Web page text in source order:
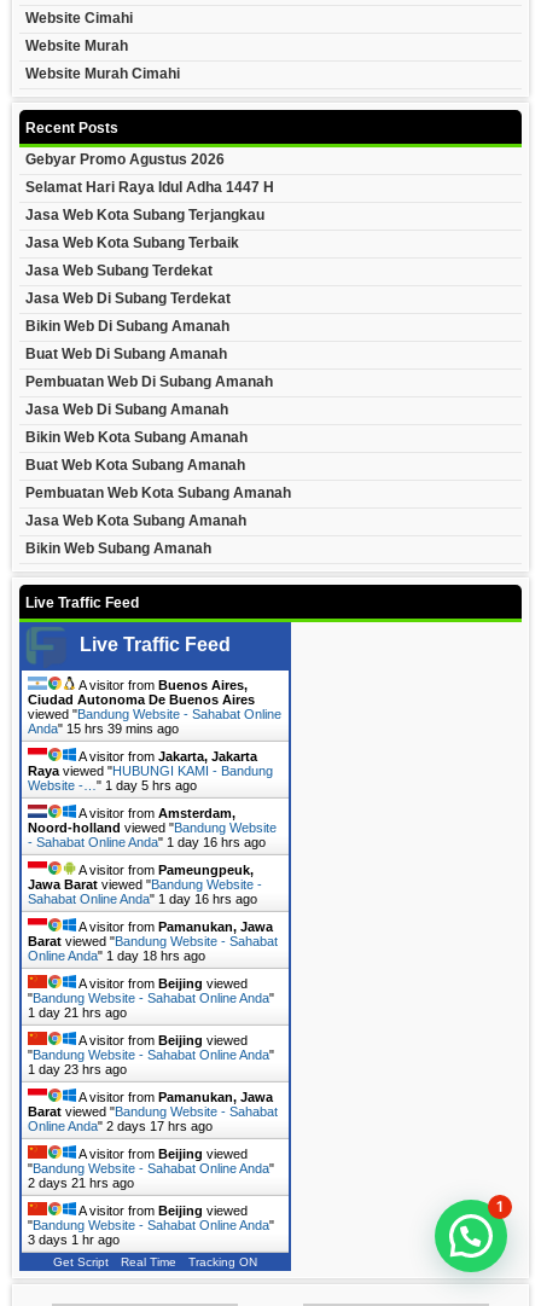
Website Cimahi
Website Murah
Website Murah Cimahi
Recent Posts
Gebyar Promo Agustus 2026
Selamat Hari Raya Idul Adha 1447 H
Jasa Web Kota Subang Terjangkau
Jasa Web Kota Subang Terbaik
Jasa Web Subang Terdekat
Jasa Web Di Subang Terdekat
Bikin Web Di Subang Amanah
Buat Web Di Subang Amanah
Pembuatan Web Di Subang Amanah
Jasa Web Di Subang Amanah
Bikin Web Kota Subang Amanah
Buat Web Kota Subang Amanah
Pembuatan Web Kota Subang Amanah
Jasa Web Kota Subang Amanah
Bikin Web Subang Amanah
Live Traffic Feed
Live Traffic Feed
A visitor from Buenos Aires,
Ciudad Autonoma De Buenos Aires
viewed "Bandung Website - Sahabat Online
Anda" 15 hrs 39 mins ago
A visitor from Jakarta, Jakarta
Raya viewed "HUBUNGI KAMI - Bandung
Website -… " 1 day 5 hrs ago
A visitor from Amsterdam,
Noord-holland viewed "Bandung Website
- Sahabat Online Anda" 1 day 16 hrs ago
A visitor from Pameungpeuk,
Jawa Barat viewed "Bandung Website -
Sahabat Online Anda" 1 day 16 hrs ago
A visitor from Pamanukan, Jawa
Barat viewed "Bandung Website - Sahabat
Online Anda" 1 day 18 hrs ago
A visitor from Beijing viewed
"Bandung Website - Sahabat Online Anda"
1 day 21 hrs ago
A visitor from Beijing viewed
"Bandung Website - Sahabat Online Anda"
1 day 23 hrs ago
A visitor from Pamanukan, Jawa
Barat viewed "Bandung Website - Sahabat
Online Anda" 2 days 17 hrs ago
A visitor from Beijing viewed
"Bandung Website - Sahabat Online Anda"
2 days 21 hrs ago
A visitor from Beijing viewed
"Bandung Website - Sahabat Online Anda"
3 days 1 hr ago
Get Script Real Time Tracking ON
1